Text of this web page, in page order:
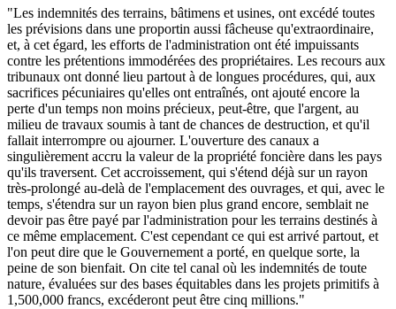
"Les indemnités des terrains, bâtimens et usines, ont excédé toutes
les prévisions dans une proportin aussi fâcheuse qu'extraordinaire,
et, à cet égard, les efforts de l'administration ont été impuissants
contre les prétentions immodérées des propriétaires. Les recours aux
tribunaux ont donné lieu partout à de longues procédures, qui, aux
sacrifices pécuniaires qu'elles ont entraînés, ont ajouté encore la
perte d'un temps non moins précieux, peut-être, que l'argent, au
milieu de travaux soumis à tant de chances de destruction, et qu'il
fallait interrompre ou ajourner. L'ouverture des canaux a
singulièrement accru la valeur de la propriété foncière dans les pays
qu'ils traversent. Cet accroissement, qui s'étend déjà sur un rayon
très-prolongé au-delà de l'emplacement des ouvrages, et qui, avec le
temps, s'étendra sur un rayon bien plus grand encore, semblait ne
devoir pas être payé par l'administration pour les terrains destinés à
ce même emplacement. C'est cependant ce qui est arrivé partout, et
l'on peut dire que le Gouvernement a porté, en quelque sorte, la
peine de son bienfait. On cite tel canal où les indemnités de toute
nature, évaluées sur des bases équitables dans les projets primitifs à
1,500,000 francs, excéderont peut être cinq millions."